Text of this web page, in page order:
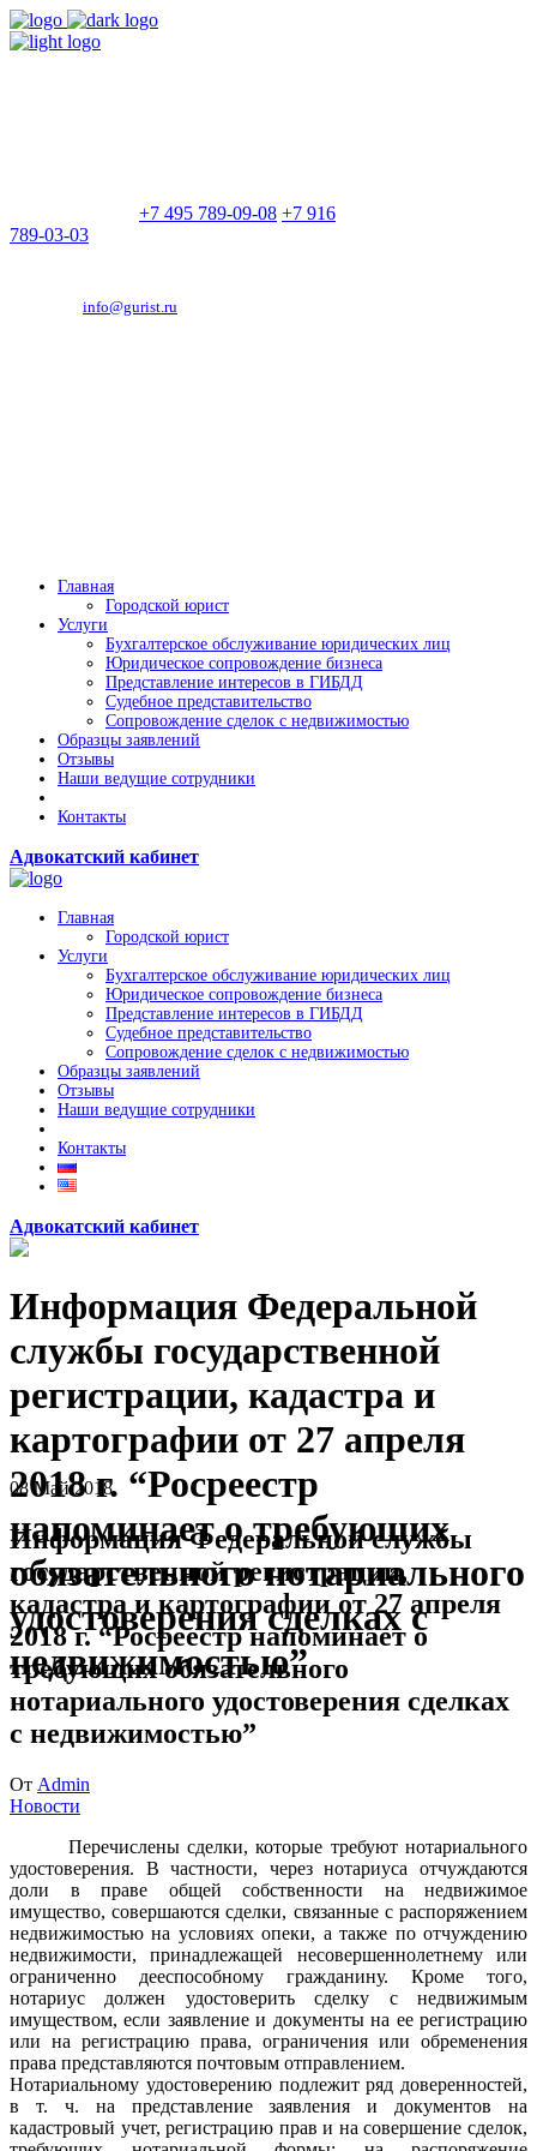
+7 495 789-09-08 +7 916
789-03-03
info@gurist.ru
Главная
Городской юрист
Услуги
Бухгалтерское обслуживание юридических лиц
Юридическое сопровождение бизнеса
Представление интересов в ГИБДД
Судебное представительство
Сопровождение сделок с недвижимостью
Образцы заявлений
Отзывы
Наши ведущие сотрудники
Контакты
Адвокатский кабинет
Главная
Городской юрист
Услуги
Бухгалтерское обслуживание юридических лиц
Юридическое сопровождение бизнеса
Представление интересов в ГИБДД
Судебное представительство
Сопровождение сделок с недвижимостью
Образцы заявлений
Отзывы
Наши ведущие сотрудники
Контакты
Адвокатский кабинет
Информация Федеральной
службы государственной
регистрации, кадастра и
картографии от 27 апреля
2018 г. “Росреестр
напоминает о требующих
обязательного нотариального
удостоверения сделках с
недвижимостью”
08 Май 2018
Информация Федеральной службы
государственной регистрации,
кадастра и картографии от 27 апреля
2018 г. “Росреестр напоминает о
требующих обязательного
нотариального удостоверения сделках
с недвижимостью”
От Admin
Новости
Перечислены сделки, которые требуют нотариального
удостоверения. В частности, через нотариуса отчуждаются
доли в праве общей собственности на недвижимое
имущество, совершаются сделки, связанные с распоряжением
недвижимостью на условиях опеки, а также по отчуждению
недвижимости, принадлежащей несовершеннолетнему или
ограниченно дееспособному гражданину. Кроме того,
нотариус должен удостоверить сделку с недвижимым
имуществом, если заявление и документы на ее регистрацию
или на регистрацию права, ограничения или обременения
права представляются почтовым отправлением.
Нотариальному удостоверению подлежит ряд доверенностей,
в т. ч. на представление заявления и документов на
кадастровый учет, регистрацию прав и на совершение сделок,